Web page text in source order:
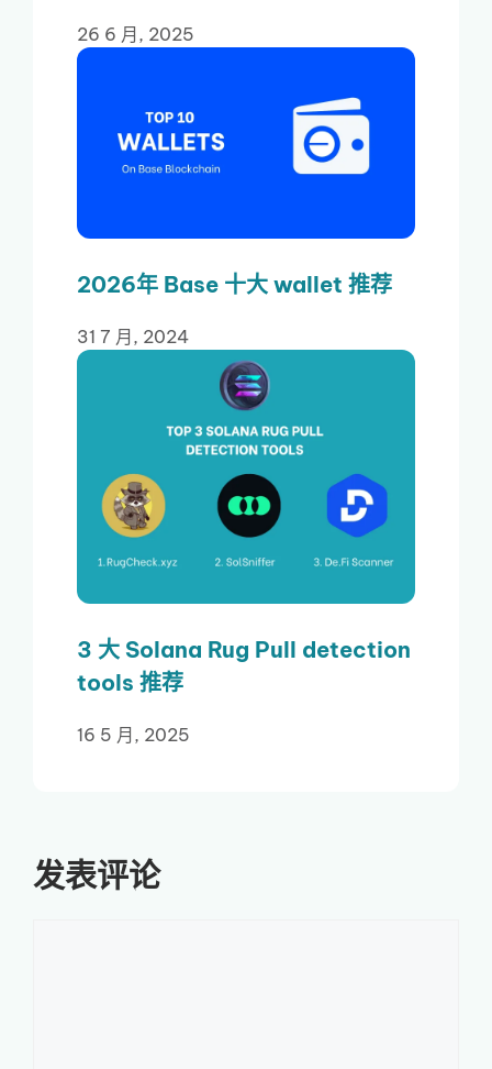
26 6 月, 2025
2026年 Base 十大 wallet 推荐
31 7 月, 2024
3 大 Solana Rug Pull detection
tools 推荐
16 5 月, 2025
发表评论